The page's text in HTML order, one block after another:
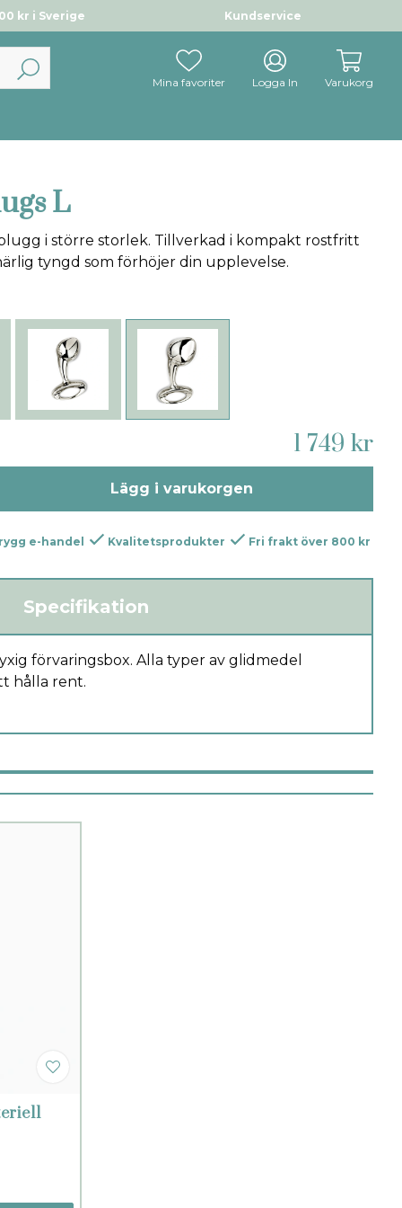
Kundservice
kr i Sverige
Mina favoriter Logga In Varukorg
L
i större storlek. Tillverkad i kompakt rostfritt
tyngd som förhöjer din upplevelse.
1 749 kr
Lägg i varukorgen
e-handel Kvalitetsprodukter Fri frakt över 800 kr
Specifikation
förvaringsbox. Alla typer av glidmedel
hålla rent.